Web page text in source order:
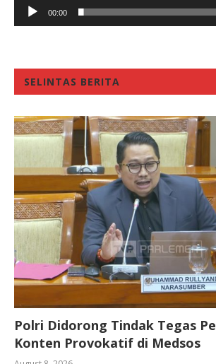
00:00
SELINTAS BERITA
Polri Didorong Tindak Tegas
Konten Provokatif di Medsos